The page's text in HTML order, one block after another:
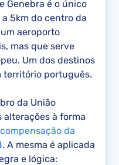
Genebra é o único
5km do centro da
aeroporto
mas que serve
Um dos destinos
território português.
da União
alterações à forma
da
. A mesma é aplicada
e lógica: